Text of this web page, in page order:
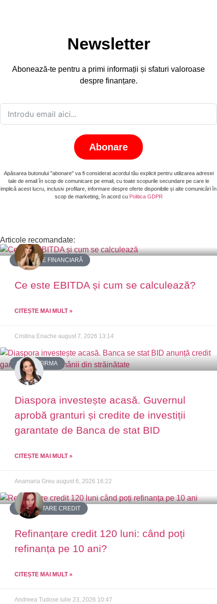
Newsletter
Abonează-te pentru a primi informații și sfaturi valoroase
despre finanțare.
Abonare
Apăsarea butonului "abonare" va fi considerat acordul tău explicit pentru utilizarea adresei
tale de email în scop de comunicare pe email, cu toate scopurile secundare pe care le
implică acest lucru, inclusiv profilare, informare despre oferte disponibile și alte comunicări în
scop de marketing, în acord cu Politica GDPR
Articole recomandate:
EDUCAȚIE FINANCIARĂ
Ce este EBITDA și cum se calculează?
CITEȘTE MAI MULT »
Cristina Enache august 7, 2026 13:14
CREDIT FIRMA
Diaspora investește acasă. Guvernul
aprobă granturi și credite de investiții
garantate de Banca de stat BID
CITEȘTE MAI MULT »
Anamaria Greu august 6, 2026 16:22
REFINANTARE CREDIT
Refinanțare credit 120 luni: când poți
refinanța pe 10 ani?
CITEȘTE MAI MULT »
Andreea Tudose iulie 23, 2026 10:47